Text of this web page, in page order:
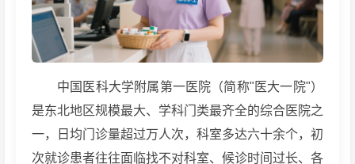
中国医科大学附属第一医院（简称"医大一院"）
是东北地区规模最大、学科门类最齐全的综合医院之
一，日均门诊量超过万人次，科室多达六十余个，初
次就诊患者往往面临找不对科室、候诊时间过长、各